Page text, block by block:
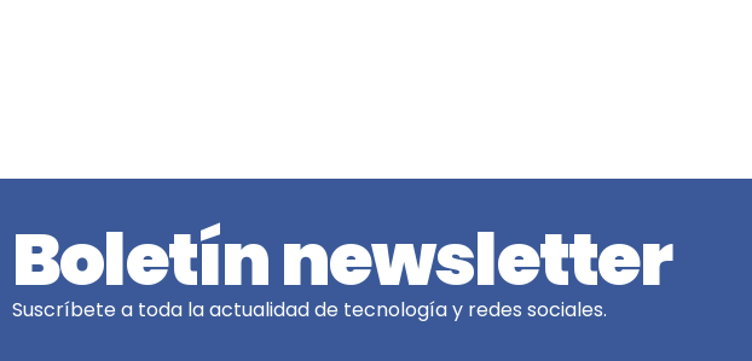
Boletín newsletter
Suscríbete a toda la actualidad de tecnología y redes sociales.